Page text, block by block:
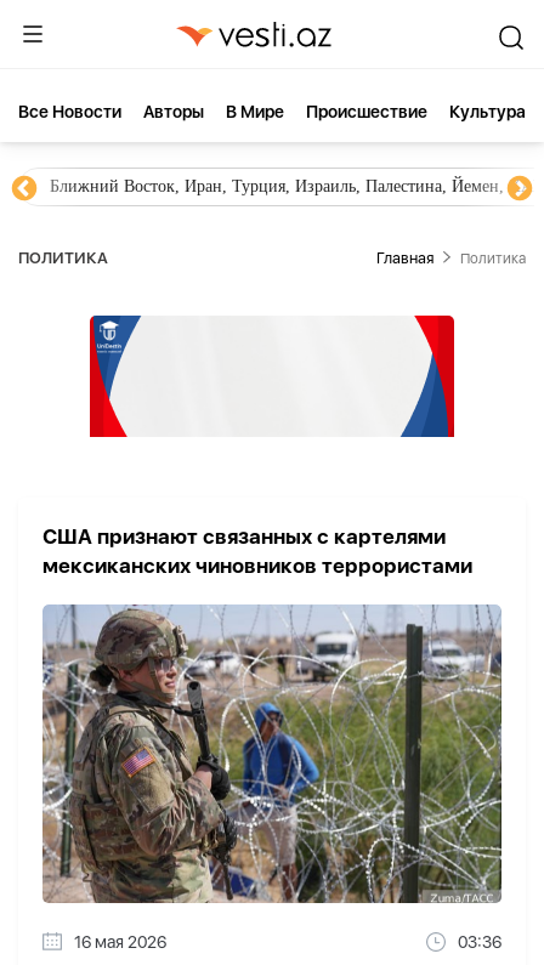
Все Новости Aвторы В Мире Происшествие Культура
Ближний Восток, Иран, Турция, Израиль, Палестина, Йемен,
ПОЛИТИКА Главная Политика
США признают связанных с картелями
мексиканских чиновников террористами
16 мая 2026 03:36